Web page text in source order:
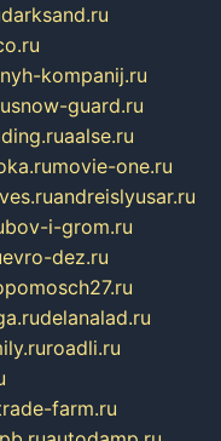
darksand.ru
kompanij.ru
snow-guard.ru
aalse.ru
movie-one.ru
andreislyusar.ru
i-grom.ru
evro-dez.ru
delanalad.ru
roadli.ru
farm.ru